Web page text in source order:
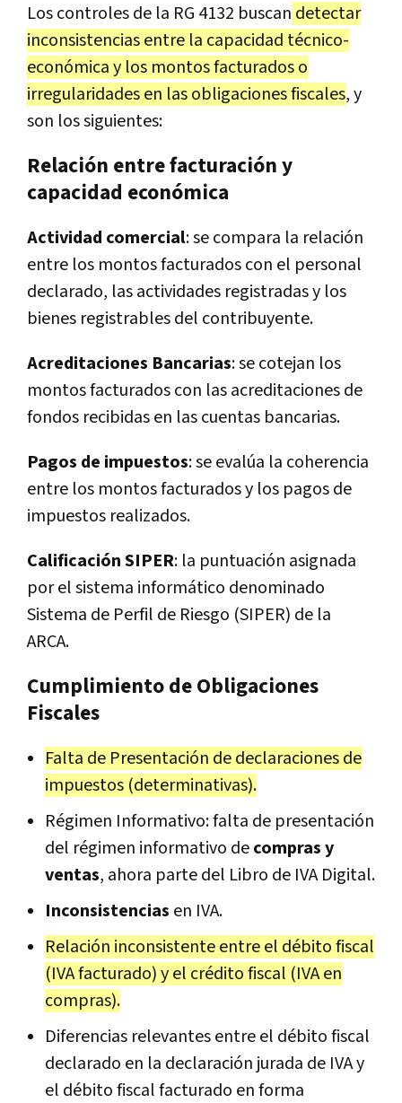
Los controles de la RG 4132 buscan detectar
inconsistencias entre la capacidad técnico-
económica y los montos facturados o
irregularidades en las obligaciones fiscales, y
son los siguientes:
Relación entre facturación y
capacidad económica
Actividad comercial: se compara la relación
entre los montos facturados con el personal
declarado, las actividades registradas y los
bienes registrables del contribuyente.
Acreditaciones Bancarias: se cotejan los
montos facturados con las acreditaciones de
fondos recibidas en las cuentas bancarias.
Pagos de impuestos: se evalúa la coherencia
entre los montos facturados y los pagos de
impuestos realizados.
Calificación SIPER: la puntuación asignada
por el sistema informático denominado
Sistema de Perfil de Riesgo (SIPER) de la
ARCA.
Cumplimiento de Obligaciones
Fiscales
Falta de Presentación de declaraciones de
impuestos (determinativas).
Régimen Informativo: falta de presentación
del régimen informativo decompras y
ventas, ahora parte del Libro de IVA Digital.
Inconsistencias en IVA.
Relación inconsistente entre el débito fiscal
(IVA facturado) y el crédito fiscal (IVA en
compras).
Diferencias relevantes entre el débito fiscal
declarado en la declaración jurada de IVA y
el débito fiscal facturado en forma